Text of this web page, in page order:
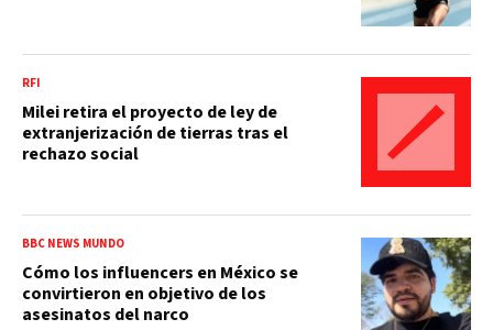
RFI
Milei retira el proyecto de ley de
extranjerización de tierras tras el
rechazo social
BBC NEWS MUNDO
Cómo los influencers en México se
convirtieron en objetivo de los
asesinatos del narco